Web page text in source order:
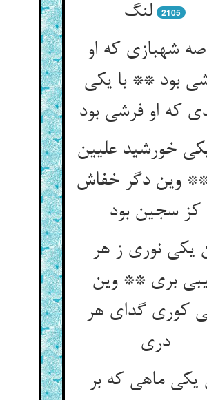
لنگ‏
2105
شهبازی که او
بود ** با یکی
که او فرشی بود
خورشید علیین
** وین دگر خفاش
کز سجین بود
یکی نوری ز هر
بری ** وین
کوری گدای هر
دری‏
یکی ماهی که بر